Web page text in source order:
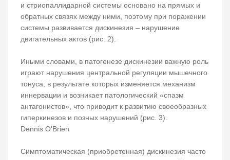
и стриопаллидарной системы основано на прямых и
обратных связях между ними, поэтому при поражении
системы развивается дискинезия – нарушение
двигательных актов (рис. 2).
Иными словами, в патогенезе дискинезии важную роль
играют нарушения центральной регуляции мышечного
тонуса, в результате которых изменяется механизм
иннервации и возникает патологический «спазм
антагонистов», что приводит к развитию своеобразных
гиперкинезов и позных нарушений (рис. 3).
Dennis O'Brien
Симптоматическая (приобретенная) дискинезия часто